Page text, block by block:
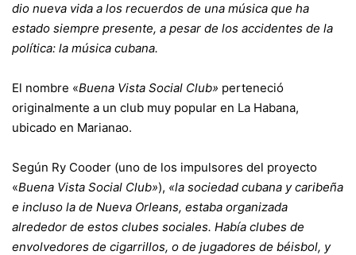
dio nueva vida a los recuerdos de una música que ha
estado siempre presente, a pesar de los accidentes de la
política: la música cubana.
El nombre «Buena Vista Social Club» perteneció
originalmente a un club muy popular en La Habana,
ubicado en Marianao.
Según Ry Cooder (uno de los impulsores del proyecto
«Buena Vista Social Club»), «la sociedad cubana y caribeña
e incluso la de Nueva Orleans, estaba organizada
alrededor de estos clubes sociales. Había clubes de
envolvedores de cigarrillos, o de jugadores de béisbol, y